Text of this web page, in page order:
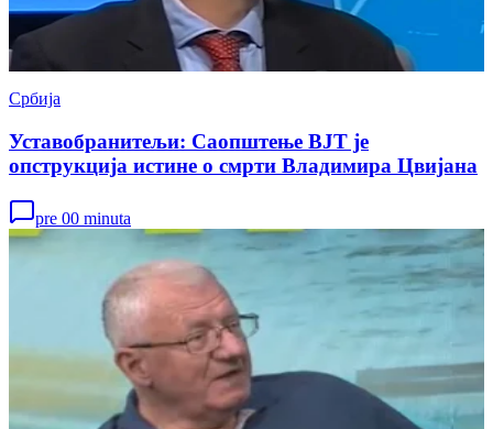
Србија
Уставобранитељи: Саопштење ВЈТ је
опструкција истине о смрти Владимира Цвијана
pre 00 minuta